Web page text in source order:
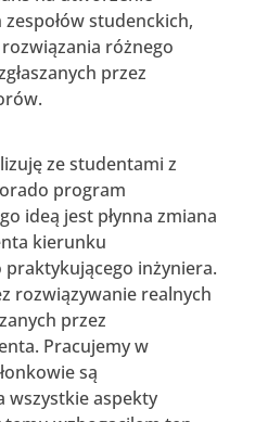
studenckich,
różnego
przez
ze studentami z
program
ideą jest płynna zmiana
kierunku
inżyniera.
rozwiązywanie realnych
przez
Pracujemy w
są
wszystkie aspekty